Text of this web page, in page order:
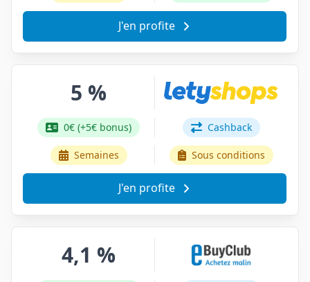
J'en profite
5 %
0€ (+5€ bonus) Cashback
Semaines Sous conditions
J'en profite
4,1 %